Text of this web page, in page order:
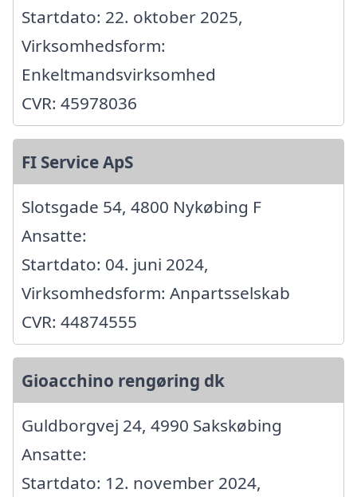
Startdato: 22. oktober 2025,
Virksomhedsform:
Enkeltmandsvirksomhed
CVR: 45978036
FI Service ApS
Slotsgade 54, 4800 Nykøbing F
Ansatte:
Startdato: 04. juni 2024,
Virksomhedsform: Anpartsselskab
CVR: 44874555
Gioacchino rengøring dk
Guldborgvej 24, 4990 Sakskøbing
Ansatte:
Startdato: 12. november 2024,